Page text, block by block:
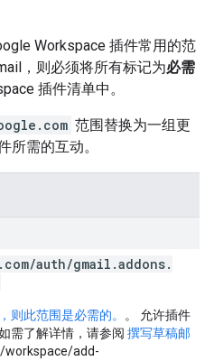
Workspace 插件常用的范
，则必须将所有标记为必需
插件清单中。
范围替换为一组更
所需的互动。
. com/auth/gmail .addons.
则此范围是必需的。 。
允许插件
需了解详情，请参阅 撰写草稿邮
workspace/add-